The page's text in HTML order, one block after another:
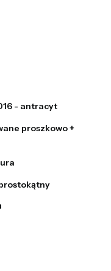
- antracyt
proszkowo +